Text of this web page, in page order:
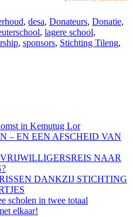
, desa, Donateurs, Donatie,
, lagere school,
, sponsors, Stichting Tileng,
in Kemutug Lor
– EN EEN AFSCHEID VAN
NAAR
DANKZIJ STICHTING
scholen in twee totaal
elkaar!